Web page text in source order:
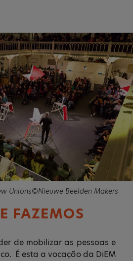
Unions©Nieuwe Beelden Makers
FAZEMOS
de mobilizar as pessoas e
É esta a vocação da DiEM